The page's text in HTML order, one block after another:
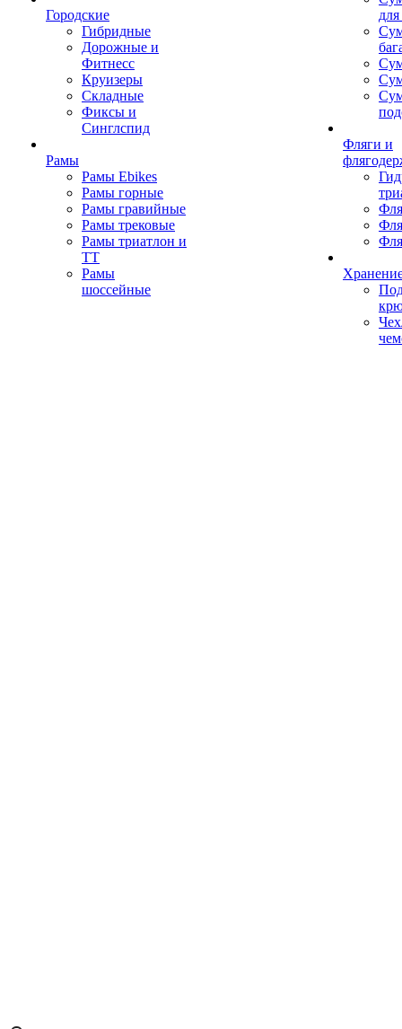
Городские
Гибридные
Дорожные и
Фитнесс
Круизеры
Складные
Фиксы и
Синглспид
Рамы
Рамы Ebikes
Рамы горные
Рамы гравийные
Рамы трековые
Рамы триатлон и
ТТ
Рамы
шоссейные
Фляги и